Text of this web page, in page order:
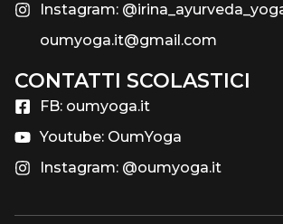
Instagram:
oumyoga.it@gmail.com
CONTATTI SCOLASTICI​
FB: oumyoga.it
Youtube: OumYoga
Instagram: @oumyoga.it